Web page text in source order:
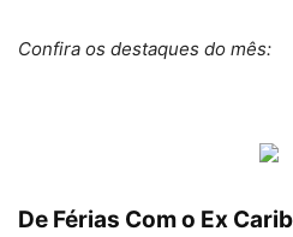
Confira os destaques do mês:
De Férias Com o Ex